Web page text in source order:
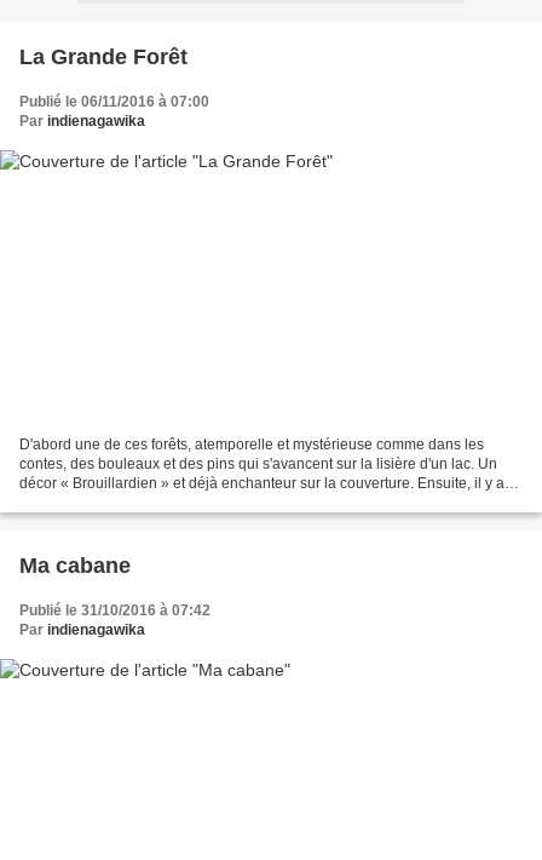
La Grande Forêt
Publié le 06/11/2016 à 07:00
Par indienagawika
D'abord une de ces forêts, atemporelle et mystérieuse comme dans les
contes, des bouleaux et des pins qui s'avancent sur la lisière d'un lac. Un
décor « Brouillardien » et déjà enchanteur sur la couverture. Ensuite, il y a
Ma cabane
Publié le 31/10/2016 à 07:42
Par indienagawika